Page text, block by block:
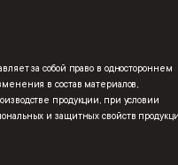
за собой право в одностороннем
в состав материалов,
продукции, при условии
и защитных свойств